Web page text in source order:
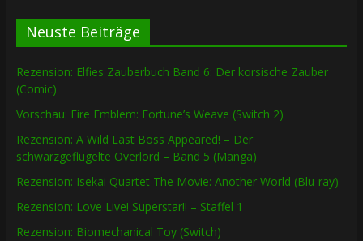
Neuste Beiträge
Rezension: Elfies Zauberbuch Band 6: Der korsische Zauber
(Comic)
Vorschau: Fire Emblem: Fortune’s Weave (Switch 2)
Rezension: A Wild Last Boss Appeared! – Der
schwarzgeflügelte Overlord – Band 5 (Manga)
Rezension: Isekai Quartet The Movie: Another World (Blu-ray)
Rezension: Love Live! Superstar!! – Staffel 1
Rezension: Biomechanical Toy (Switch)